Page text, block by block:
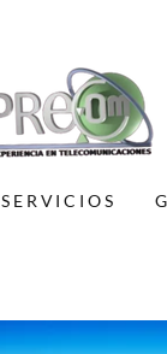
SERVICIOS